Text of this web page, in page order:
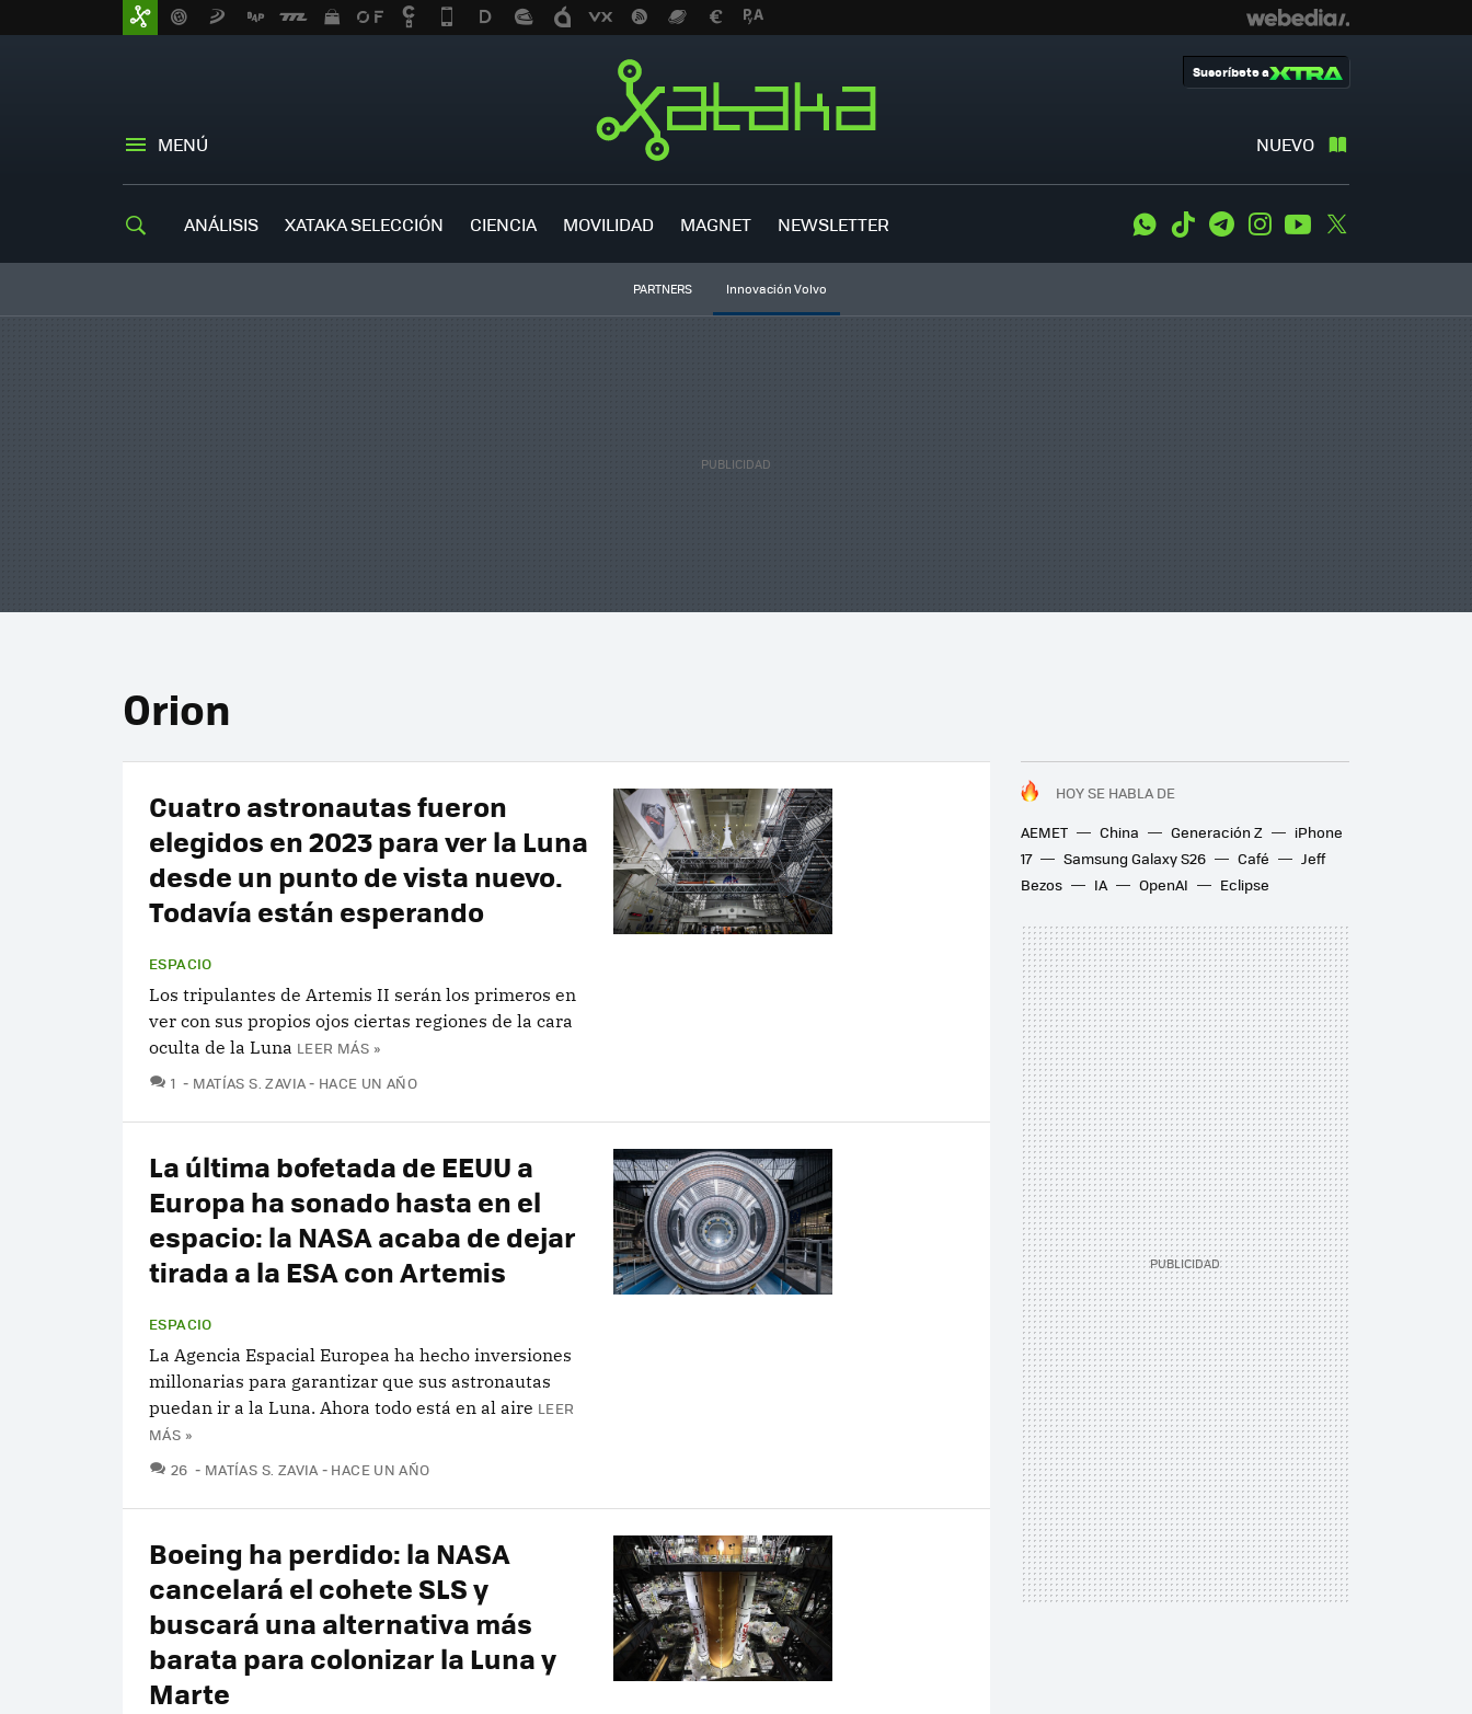
MENÚ NUEVO
Suscríbete a
ANÁLISIS XATAKA SELECCIÓN CIENCIA MOVILIDAD MAGNET NEWSLETTER WhatsApp
Tiktok TelegramInstagramYoutube
PARTNERS Innovación Volvo
Orion
HOY SE HABLA DE
AEMET
China Generación Z
iPhone
17
Samsung Galaxy S26 Café
Jeff
Bezos
IA OpenAI Eclipse
Cuatro astronautas fueron
elegidos en 2023 para ver la Luna
desde un punto de vista nuevo.
Todavía están esperando
ESPACIO
Los tripulantes de Artemis II serán los primeros en
ver con sus propios ojos ciertas regiones de la cara
oculta de la Luna LEER MÁS »
1 COMENTARIOS
MATÍAS S. ZAVIA HACE UN AÑO
La última bofetada de EEUU a
Europa ha sonado hasta en el
espacio: la NASA acaba de dejar
tirada a la ESA con Artemis
ESPACIO
La Agencia Espacial Europea ha hecho inversiones
millonarias para garantizar que sus astronautas
puedan ir a la Luna. Ahora todo está en al aire LEER
MÁS »
26 COMENTARIOS
MATÍAS S. ZAVIA HACE UN AÑO
Boeing ha perdido: la NASA
cancelará el cohete SLS y
buscará una alternativa más
barata para colonizar la Luna y
Marte